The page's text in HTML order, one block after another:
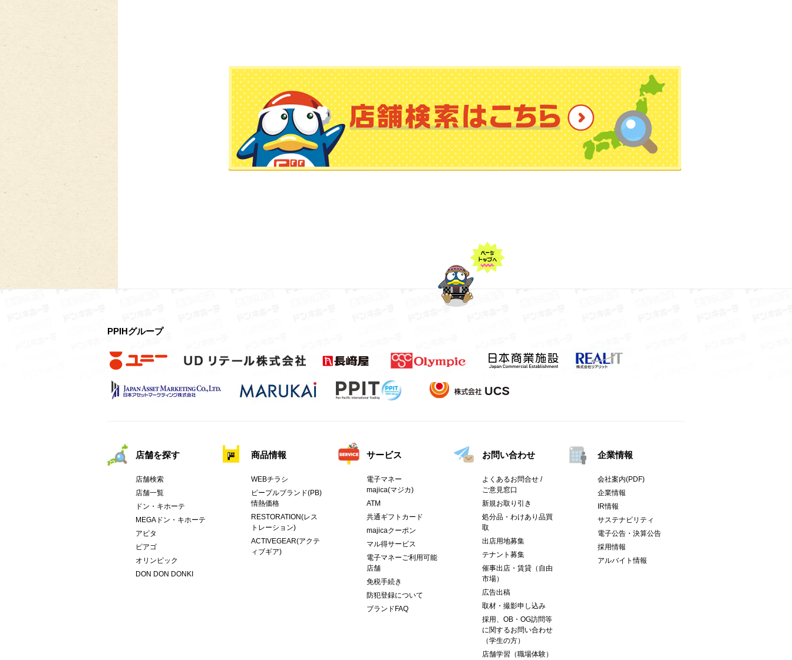
PPIHグループ
店舗を探す
店舗検索
店舗一覧
ドン・キホーテ
MEGAドン・キホーテ
アピタ
ピアゴ
オリンピック
DON DON DONKI
商品情報
WEBチラシ
ピープルブランド(PB)
情熱価格
RESTORATION(レス
トレーション)
ACTIVEGEAR(アクテ
ィブギア)
サービス
電子マネー
majica(マジカ)
ATM
共通ギフトカード
majicaクーポン
マル得サービス
電子マネーご利用可能
店舗
免税手続き
防犯登録について
ブランドFAQ
お問い合わせ
よくあるお問合せ /
ご意見窓口
新規お取り引き
処分品・わけあり品買
取
出店用地募集
テナント募集
催事出店・賃貸（自由
市場）
広告出稿
取材・撮影申し込み
採用、OB・OG訪問等
に関するお問い合わせ
（学生の方）
店舗学習（職場体験）
企業情報
会社案内(PDF)
企業情報
IR情報
サステナビリティ
電子公告・決算公告
採用情報
アルバイト情報